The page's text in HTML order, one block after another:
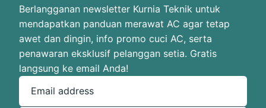
Berlangganan newsletter Kurnia Teknik untuk
mendapatkan panduan merawat AC agar tetap
awet dan dingin, info promo cuci AC, serta
penawaran eksklusif pelanggan setia. Gratis
langsung ke email Anda!
Email address